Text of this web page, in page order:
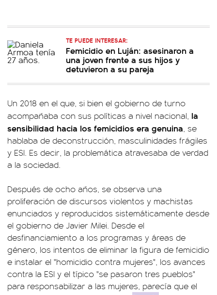
TE PUEDE INTERESAR:
Femicidio en Luján: asesinaron a
una joven frente a sus hijos y
detuvieron a su pareja
Un 2018 en el que, si bien el gobierno de turno
acompañaba con sus políticas a nivel nacional, la
sensibilidad hacia los femicidios era genuina, se
hablaba de deconstrucción, masculinidades frágiles
y ESI. Es decir, la problemática atravesaba de verdad
a la sociedad.
Después de ocho años, se observa una
proliferación de discursos violentos y machistas
enunciados y reproducidos sistemáticamente desde
el gobierno de Javier Milei. Desde el
desfinanciamiento a los programas y áreas de
género, los intentos de eliminar la figura de femicidio
e instalar el "homicidio contra mujeres", los avances
contra la ESI y el típico "se pasaron tres pueblos"
para responsabilizar a las mujeres, parecía que el